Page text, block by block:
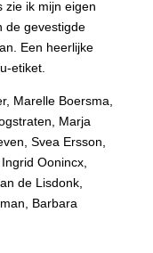
zie ik mijn eigen
de gevestigde
Een heerlijke
etiket.
Marelle Boersma,
Marja
Svea Ersson,
Oonincx,
de Lisdonk,
Barbara